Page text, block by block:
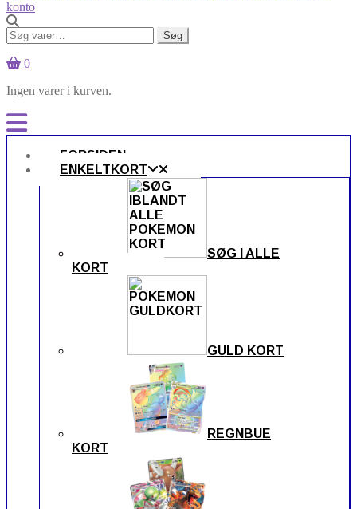
konto
Søg
efter:
Søg
0
Ingen varer i kurven.
FORSIDEN
ENKELTKORT
SØG I ALLE
KORT
GULD KORT
REGNBUE
KORT